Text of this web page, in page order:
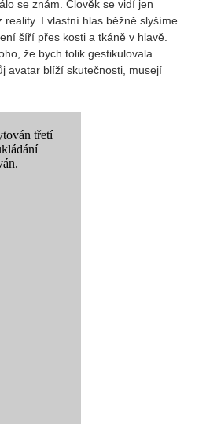
se znám. Člověk se vidí jen
reality. I vlastní hlas běžně slyšíme
šíří přes kosti a tkáně v hlavě.
že bych tolik gestikulovala
avatar blíží skutečnosti, musejí